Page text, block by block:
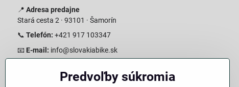
📍 Adresa predajne
Stará cesta 2 · 93101 · Šamorín
📞 Telefón: +421 917 103347
📧 E-mail: info@slovakiabike.sk
Pondelok–Piatok: 08:00–17:00 Streda 08:00-16:00
Predvoľby súkromia